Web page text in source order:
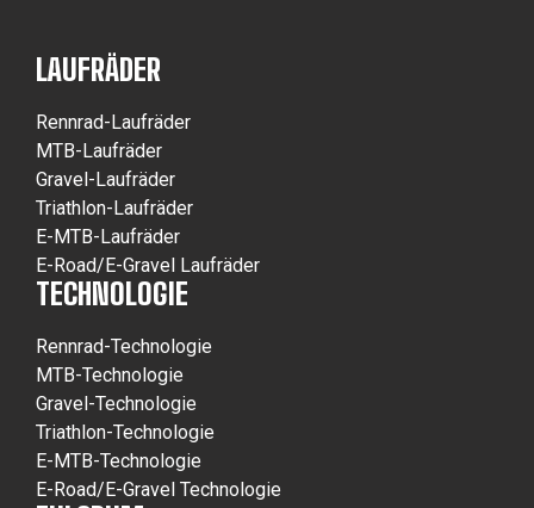
LAUFRÄDER
Rennrad-Laufräder
MTB-Laufräder
Gravel-Laufräder
Triathlon-Laufräder
E-MTB-Laufräder
E-Road/E-Gravel Laufräder
TECHNOLOGIE
Rennrad-Technologie
MTB-Technologie
Gravel-Technologie
Triathlon-Technologie
E-MTB-Technologie
E-Road/E-Gravel Technologie